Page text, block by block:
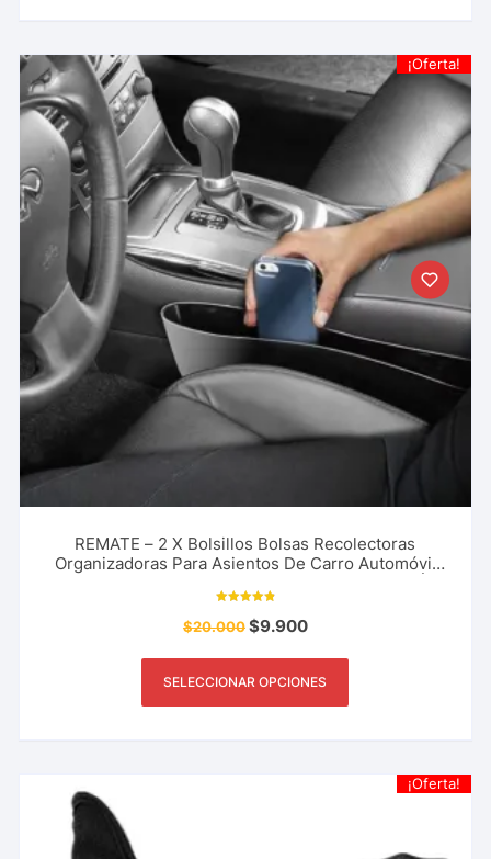
¡Oferta!
REMATE – 2 X Bolsillos Bolsas Recolectoras
Organizadoras Para Asientos De Carro Automóvil
con
4.88
$20.000$9.900
SELECCIONAR OPCIONES
¡Oferta!